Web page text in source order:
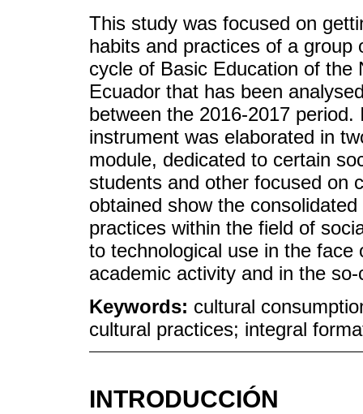
This study was focused on
habits and practices of a
cycle of Basic Education of the
Ecuador that has been
between the 2016-2017
instrument was elaborated in
module, dedicated to certain
students and other focused on
obtained show the
practices within the field of
to technological use in the
academic activity and in the
Keywords: cultural
cultural practices; integral
INTRODUCCIÓN